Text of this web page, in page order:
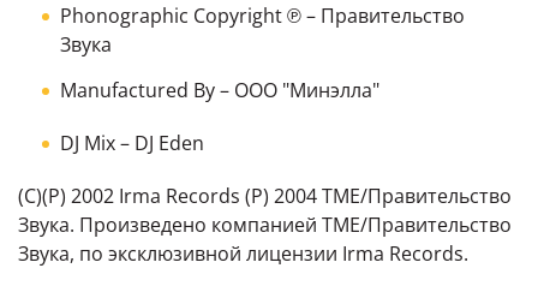
Phonographic Copyright ℗– Правительство
Звука
Manufactured By– ООО "Минэлла"
DJ Mix– DJ Eden
(C)(P) 2002 Irma Records (P) 2004 TME/Правительство
Звука. Произведено компанией TME/Правительство
Звука, по эксклюзивной лицензии Irma Records.